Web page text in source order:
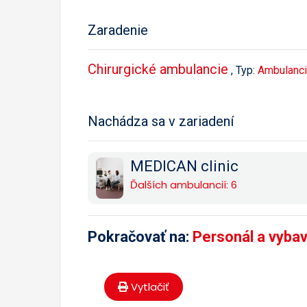
Zaradenie
Chirurgické ambulancie , Typ:
Nachádza sa v zariadení
MEDICAN clinic
Ďalších ambulancií: 6
Pokračovať na: Personál a
Vytlačiť